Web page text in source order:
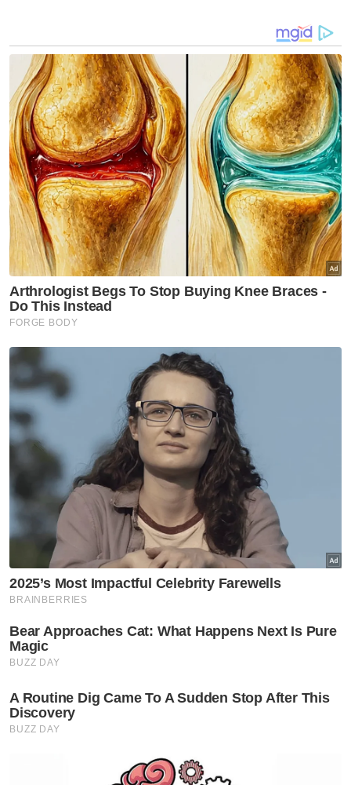
"Suspek menerima wang pelaburan secara
tunai atau kemasukan wang melalui akaun
terpedaya dengan pelaburan itu.
"Kebanyakan mangsa terlibat dalam
pelaburan tersebut merupakan kenalan dan
pelanggan perniagaan kosmetik suspek
sendiri," jelas beliau.
Menurutnya, suspek menggunakan modus
operandi memperdaya mangsa dengan
memuat naik status WhatsApp dengan tajuk
'bayar RM500 terima RM550, untung RM50'
dan 'bayar RM1,000 terima RM1,200, untung
RM200' dan 'makin banyak bayaran, makin
Artikel Berkaitan:
digantung tugas
Pengurus syarikat rugi lebih RM400,000 terpedaya
pelaburan tidak wujud